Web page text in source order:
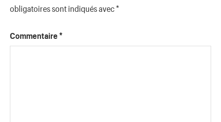
obligatoires sont indiqués avec*
Commentaire *